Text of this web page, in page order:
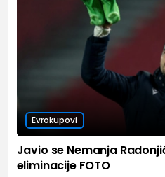
Evrokupovi
Javio se Nemanja
eliminacije FOTO